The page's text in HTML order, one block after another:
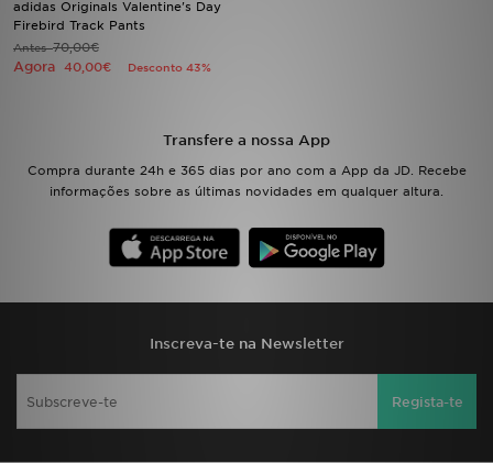
adidas Originals Valentine's Day
Firebird Track Pants
Antes70,00€
Agora 40,00€ Desconto 43%
Transfere a nossa App
Compra durante 24h e 365 dias por ano com a App da JD. Recebe
informações sobre as últimas novidades em qualquer altura.
Inscreva-te na Newsletter
Regista-te
LOCALIZADOR DE LOJAS
BLOG
ESTADO DO TEU PEDIDO
ATENÇÃO AO CLIENTE
FAZ DOWNLOAD DA APP